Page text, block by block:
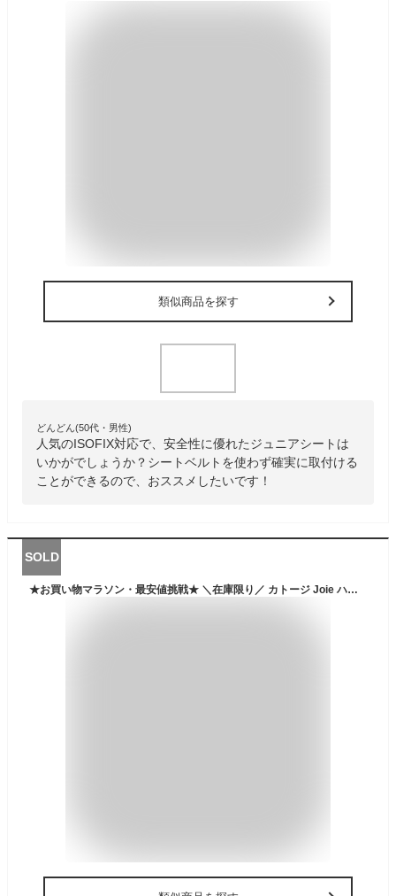
類似商品を探す
どんどん(50代・男性)
人気のISOFIX対応で、安全性に優れたジュニアシートは
いかがでしょうか？シートベルトを使わず確実に取付ける
ことができるので、おススメしたいです！
SOLD
★お買い物マラソン・最安値挑戦★ ＼在庫限り／ カトージ Joie ハイバック式ジュニアシート トレバー コール ジュニアシート 3歳〜12歳頃まで 【保証期間：1年】[KATOJI ジョイー チャイルドシート ブラック ISOFIX アイソフィックス 側面衝突対応 ECE R44/04対応]